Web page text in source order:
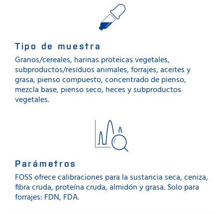
Tipo de muestra
Granos/cereales, harinas proteicas vegetales,
subproductos/residuos animales, forrajes, aceites y
grasa, pienso compuesto, concentrado de pienso,
mezcla base, pienso seco, heces y subproductos
vegetales.
Parámetros
FOSS ofrece calibraciones para la sustancia seca, ceniza,
fibra cruda, proteína cruda, almidón y grasa. Solo para
forrajes: FDN, FDA.